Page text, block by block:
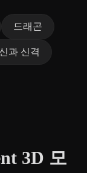
드래곤
신과 신격
3D 모